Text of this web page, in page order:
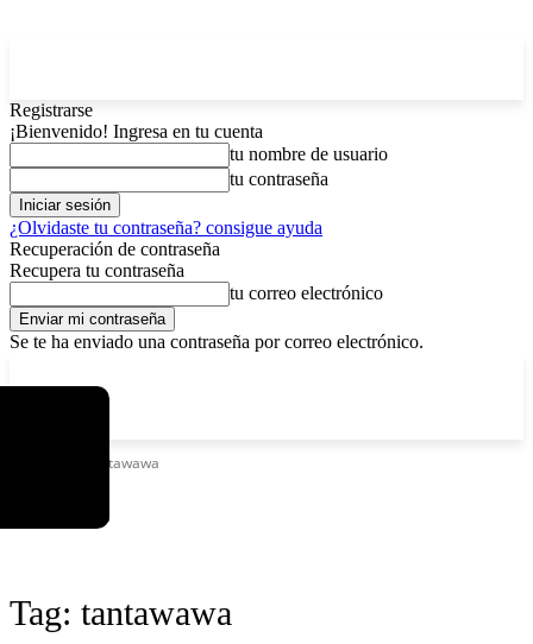
Registrarse
¡Bienvenido! Ingresa en tu cuenta
tu nombre de usuario
tu contraseña
¿Olvidaste tu contraseña? consigue ayuda
Recuperación de contraseña
Recupera tu contraseña
tu correo electrónico
Se te ha enviado una contraseña por correo electrónico.
Tantawawa
Tag: tantawawa